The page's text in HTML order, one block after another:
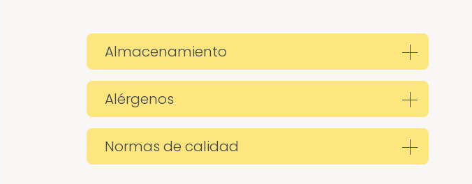
Almacenamiento
Alérgenos
Normas de calidad